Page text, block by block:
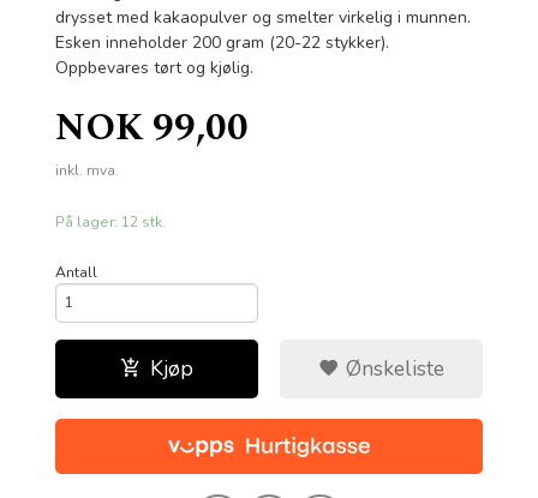
drysset med kakaopulver og smelter virkelig i munnen.
Esken inneholder 200 gram (20-22 stykker).
Oppbevares tørt og kjølig.
Pris
NOK99,00
inkl. mva.
På lager: 12 stk.
Antall
Kjøp Ønskeliste